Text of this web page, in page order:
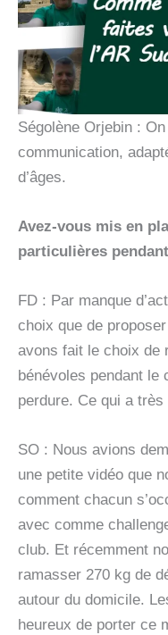
Ségolène Orjebin :
communication,
d’âges.
Avez-vous mis en
particulières
FD : Par manque
choix que de
avons fait le choix de
bénévoles pendant le
perdure. Ce qui a
SO : Nous avions
une petite vidéo que
comment chacun
avec comme
club. Et récemment
ramasser 270 kg de
autour du domicile.
heureux de porter ce